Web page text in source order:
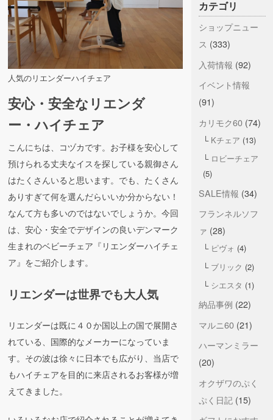
人気のリエンダーハイチェア
安心・安全なリエンダ
ー・ハイチェア
こんにちは、コヅカです。お子様を安心して
預けられる丈夫なイスを探している親御さん
はたくさんいると思います。でも、たくさん
ありすぎて何を選んだらいいか分からない！
なんて方も多いのではないでしょうか。今回
は、安心・安全でデザインの良いデンマーク
生まれのベビーチェア『リエンダーハイチェ
ア』をご紹介します。
リエンダーは世界でも大人気
リエンダーは既に４０か国以上の国で展開さ
れている、国際的なメーカーになっていま
す。その波は徐々に日本でも広がり、当店で
もハイチェアを目的に来店されるお客様が増
えてきました。
カテゴリ
ショップニュー
ス (333)
入荷情報 (92)
イベント情報
(91)
カリモク60(74)
Kチェア (13)
ロビーチェア
(5)
SALE情報 (34)
フランネルソフ
ァ (28)
ピヴォ (4)
ブリック (2)
シエスタ (1)
納品事例 (22)
マルニ60(21)
ハーマンミラー
(20)
オクザワのぷく
ぷく日記(15)